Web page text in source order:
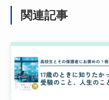
関連記事